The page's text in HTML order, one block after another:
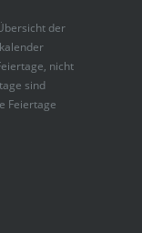
der
nicht
sind
Feiertage